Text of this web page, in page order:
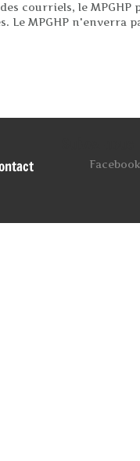
courriels, le MPGHP
Le MPGHP n'enverra
Facebook